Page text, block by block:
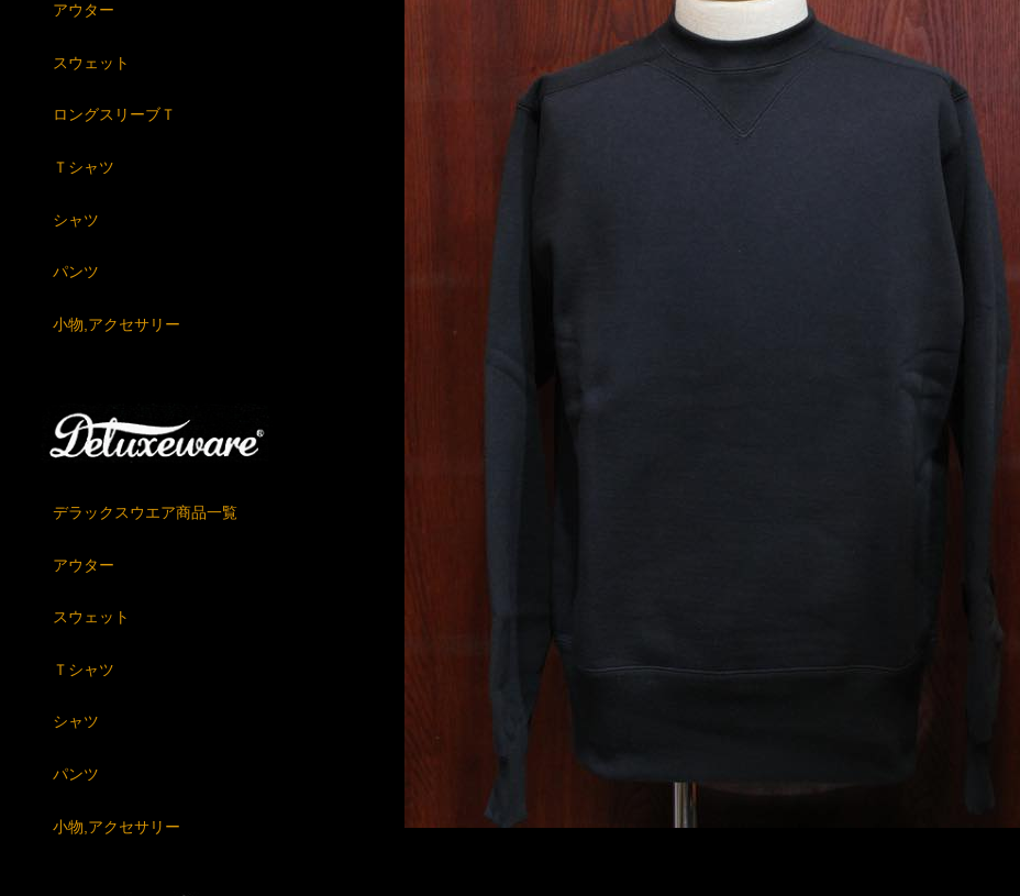
アウター
スウェット
ロングスリーブＴ
Ｔシャツ
シャツ
パンツ
小物,アクセサリー
デラックスウエア商品一覧
アウター
スウェット
Ｔシャツ
シャツ
パンツ
小物,アクセサリー